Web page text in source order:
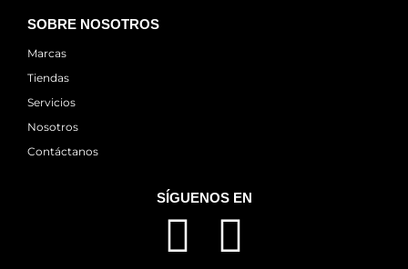
SOBRE NOSOTROS
Marcas
Tiendas
Servicios
Nosotros
Contáctanos
SÍGUENOS EN